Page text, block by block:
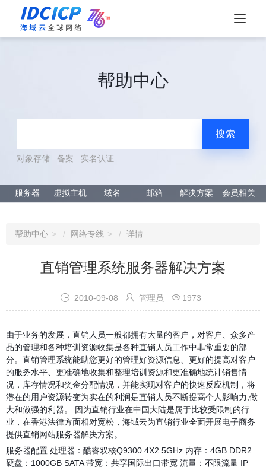
帮助中心
搜索
对象存储 备案 实名认证
服务器 虚拟主机 域名 邮箱 解决方案 会员相关
帮助中心 网络专线 详情
直销管理系统服务器解决方案
 2010-09-08  管理员  1973
由于业务的发展，直销人员一般都拥有大量的客户，对客户、众多产
品的管理和各种培训资源收集是各种直销人员工作中非常重要的部
分。直销管理系统能助您更好的管理好资源信息、更好的提高对客户
的服务水平、更准确地收集和整理培训资源和更准确地统计销售情
况，库存情况和奖金分配情况，并能实现对客户的快速反应机制，将
潜在的用户资源转变为实在的利润是直销人员不断提高个人影响力,做
大和做强的利器。
因为直销行业在中国大陆是属于比较受限制的行
业，在香港法律方面相对宽松，海域云为直销行业全面开展电子商务
提供直销网站服务器解决方案。
服务器配置 处理器：酷睿双核Q9300 4X2.5GHz 内存：4GB DDR2
硬盘：1000GB SATA带宽：共享国际出口带宽 流量：不限流量 IP